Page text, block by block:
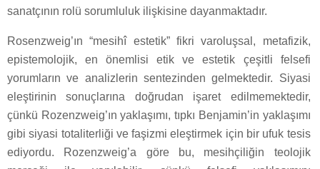
sanatçının rolü sorumluluk ilişkisine dayanmaktadır.
Rosenzweig’ın “mesihî estetik” fikri varoluşsal, metafizik,
epistemolojik, en önemlisi etik ve estetik çeşitli felsefi
yorumların ve analizlerin sentezinden gelmektedir. Siyasi
eleştirinin sonuçlarına doğrudan işaret edilmemektedir,
çünkü Rozenzweig’ın yaklaşımı, tıpkı Benjamin’in yaklaşımı
gibi siyasi totaliterliği ve faşizmi eleştirmek için bir ufuk tesis
ediyordu. Rozenzweig’a göre bu, mesihçiliğin teolojik